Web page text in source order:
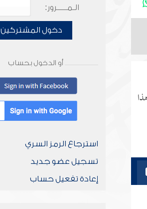
الـمـــــرور:
دخول المشتركين
أو الدخول بحساب
استرجاع الرمز السري
تسجيل عضو جديد
إعادة تفعيل حساب